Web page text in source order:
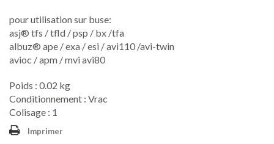
pour utilisation sur buse:
asj® tfs / tfld / psp / bx /tfa
albuz® ape / exa / esi / avi110 /avi-twin
avioc / apm / mvi avi80
Poids : 0.02 kg
Conditionnement : Vrac
Colisage : 1
Imprimer